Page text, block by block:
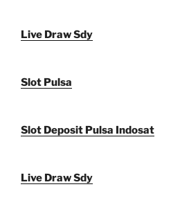
Live Draw Sdy
Slot Pulsa
Slot Deposit Pulsa Indosat
Live Draw Sdy